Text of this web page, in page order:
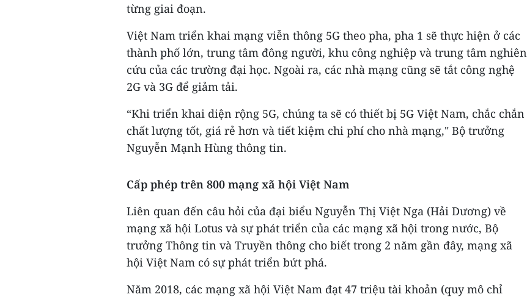
từng giai đoạn.
Việt Nam triển khai mạng viễn thông 5G theo pha, pha 1 sẽ thực hiện ở các
thành phố lớn, trung tâm đông người, khu công nghiệp và trung tâm nghiên
cứu của các trường đại học. Ngoài ra, các nhà mạng cũng sẽ tắt công nghệ
2G và 3G để giảm tải.
“Khi triển khai diện rộng 5G, chúng ta sẽ có thiết bị 5G Việt Nam, chắc chắn
chất lượng tốt, giá rẻ hơn và tiết kiệm chi phí cho nhà mạng," Bộ trưởng
Nguyễn Mạnh Hùng thông tin.
Cấp phép trên 800 mạng xã hội Việt Nam
Liên quan đến câu hỏi của đại biểu Nguyễn Thị Việt Nga (Hải Dương) về
mạng xã hội Lotus và sự phát triển của các mạng xã hội trong nước, Bộ
trưởng Thông tin và Truyền thông cho biết trong 2 năm gần đây, mạng xã
hội Việt Nam có sự phát triển bứt phá.
Năm 2018, các mạng xã hội Việt Nam đạt 47 triệu tài khoản (quy mô chỉ